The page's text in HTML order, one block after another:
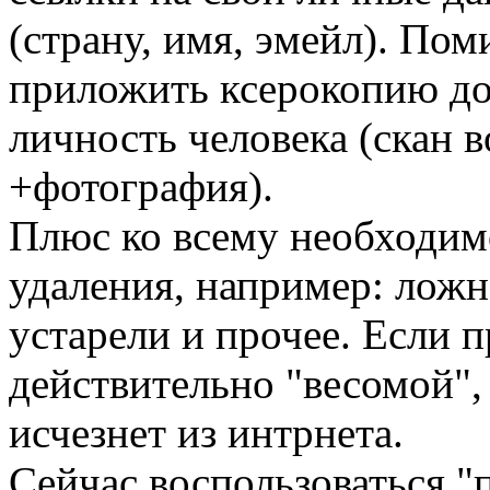
(страну, имя, эмейл).
приложить ксерокопию
личность человека (скан
+фотография).
Плюс ко всему
удаления, например:
устарели и прочее. Если
действительно
исчезнет из интрнета.